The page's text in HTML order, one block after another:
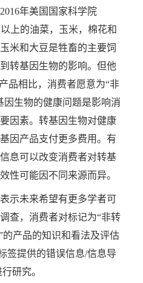
2016年美国国家科学院
上的油菜，玉米，棉花和
米和大豆是牲畜的主要饲
转基因生物的影响。但他
产品相比，消费者愿意为“非
因生物的健康问题是影响消
因素。转基因生物对健康
因产品支付更多费用。有
息可以改变消费者对转基
性可能因不同来源而异。
示未来希望有更多学者可
查，消费者对标记为“非转
的产品的知识和看法及评估
签提供的错误信息/信息导
研究。